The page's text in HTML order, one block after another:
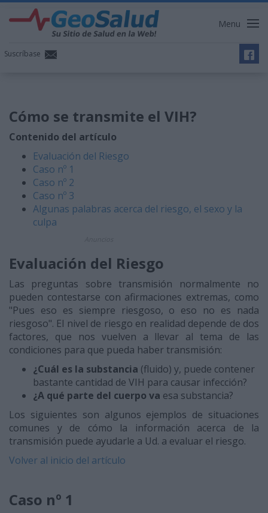
Menu
Suscríbase
Cómo se transmite el VIH?
Contenido del artículo
Evaluación del Riesgo
Caso nº 1
Caso nº 2
Caso nº 3
Algunas palabras acerca del riesgo, el sexo y la
culpa
Evaluación del Riesgo
Las preguntas sobre transmisión normalmente no
pueden contestarse con afirmaciones extremas, como
"Pues eso es siempre riesgoso, o eso no es nada
riesgoso". El nivel de riesgo en realidad depende de dos
factores, que nos vuelven a llevar al tema de las
condiciones para que pueda haber transmisión:
¿Cuál es la substancia (fluido) y, puede contener
bastante cantidad de VIH para causar infección?
¿A qué parte del cuerpo va esa substancia?
Los siguientes son algunos ejemplos de situaciones
comunes y de cómo la información acerca de la
transmisión puede ayudarle a Ud. a evaluar el riesgo.
Volver al inicio del artículo
Caso nº 1